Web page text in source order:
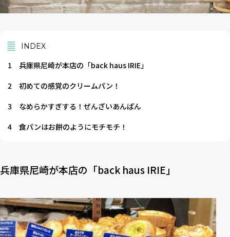
INDEX
1
兵庫県尼崎が本店の「back haus IRIE」
2
初めての感覚のクリームパン！
3
なめらかすぎする！ぜんざいあんぱん
4
食パンはお餅のようにモチモチ！
兵庫県尼崎が本店の「back haus IRIE」